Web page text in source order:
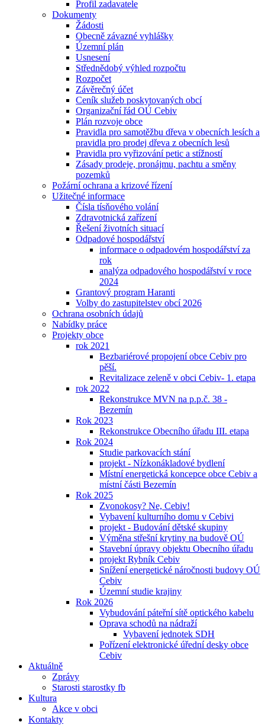
Profil zadavatele
Dokumenty
Žádosti
Obecně závazné vyhlášky
Územní plán
Usnesení
Střednědobý výhled rozpočtu
Rozpočet
Závěrečný účet
Ceník služeb poskytovaných obcí
Organizační řád OÚ Cebiv
Plán rozvoje obce
Pravidla pro samotěžbu dřeva v obecních lesích a
pravidla pro prodej dřeva z obecních lesů
Pravidla pro vyřizování petic a stížností
Zásady prodeje, pronájmu, pachtu a směny
pozemků
Požární ochrana a krizové řízení
Užitečné informace
Čísla tísňového volání
Zdravotnická zařízení
Řešení životních situací
Odpadové hospodářství
informace o odpadovém hospodářství za
rok
analýza odpadového hospodářství v roce
2024
Grantový program Haranti
Volby do zastupitelstev obcí 2026
Ochrana osobních údajů
Nabídky práce
Projekty obce
rok 2021
Bezbariérové propojení obce Cebiv pro
pěší.
Revitalizace zeleně v obci Cebiv- 1. etapa
rok 2022
Rekonstrukce MVN na p.p.č. 38 -
Bezemín
Rok 2023
Rekonstrukce Obecního úřadu III. etapa
Rok 2024
Studie parkovacích stání
projekt - Nízkonákladové bydlení
Místní energetická koncepce obce Cebiv a
místní části Bezemín
Rok 2025
Zvonokosy? Ne, Cebiv!
Vybavení kulturního domu v Cebivi
projekt - Budování dětské skupiny
Výměna střešní krytiny na budově OÚ
Stavební úpravy objektu Obecního úřadu
projekt Rybník Cebiv
Snížení energetické náročnosti budovy OÚ
Cebiv
Územní studie krajiny
Rok 2026
Vybudování páteřní sítě optického kabelu
Oprava schodů na nádraží
Vybavení jednotek SDH
Pořízení elektronické úřední desky obce
Cebiv
Aktuálně
Zprávy
Starosti starostky fb
Kultura
Akce v obci
Kontakty